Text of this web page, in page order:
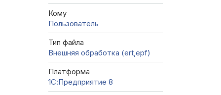
Кому
Пользователь
Тип файла
Внешняя обработка (ert,epf)
Платформа
1С:Предприятие 8